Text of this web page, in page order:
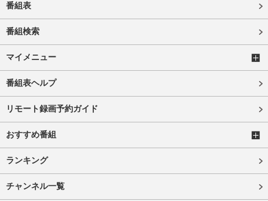
番組表
番組検索
マイメニュー
番組表ヘルプ
リモート録画予約ガイド
おすすめ番組
ランキング
チャンネル一覧